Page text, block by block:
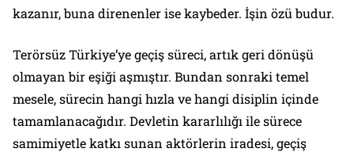
kazanır, buna direnenler ise kaybeder. İşin özü budur.
Terörsüz Türkiye’ye geçiş süreci, artık geri dönüşü
olmayan bir eşiği aşmıştır. Bundan sonraki temel
mesele, sürecin hangi hızla ve hangi disiplin içinde
tamamlanacağıdır. Devletin kararlılığı ile sürece
samimiyetle katkı sunan aktörlerin iradesi, geçiş